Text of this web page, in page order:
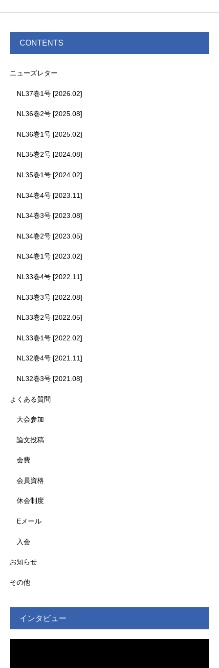
CONTENTS
ニューズレター
NL37巻1号 [2026.02]
NL36巻2号 [2025.08]
NL36巻1号 [2025.02]
NL35巻2号 [2024.08]
NL35巻1号 [2024.02]
NL34巻4号 [2023.11]
NL34巻3号 [2023.08]
NL34巻2号 [2023.05]
NL34巻1号 [2023.02]
NL33巻4号 [2022.11]
NL33巻3号 [2022.08]
NL33巻2号 [2022.05]
NL33巻1号 [2022.02]
NL32巻4号 [2021.11]
NL32巻3号 [2021.08]
よくある質問
大会参加
論文投稿
会費
会員資格
休会制度
Eメール
入会
お知らせ
その他
インタビュー